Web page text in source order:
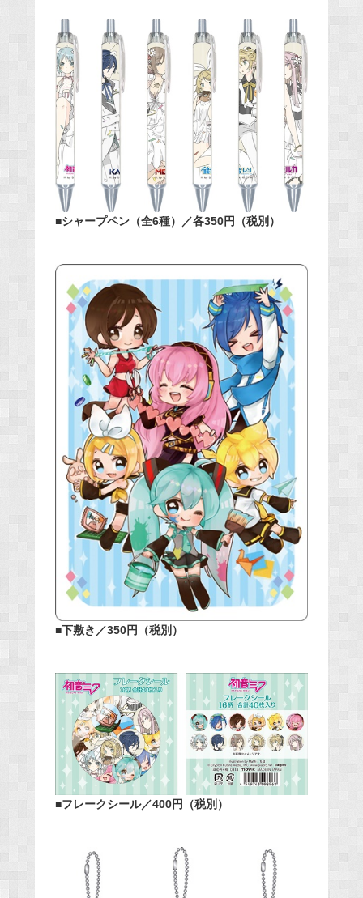
■シャープペン（全6種）／各350円（税別）
■下敷き／350円（税別）
■フレークシール／400円（税別）